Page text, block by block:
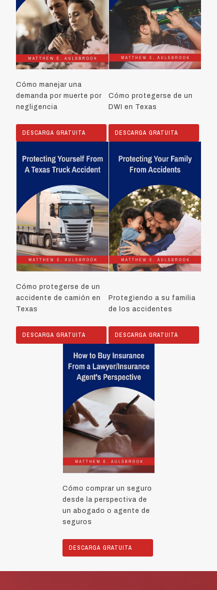
Cómo manejar una
demanda por muerte por
negligencia
DESCARGA GRATUITA
Cómo protegerse de un
DWI en Texas
DESCARGA GRATUITA
Cómo protegerse de un
accidente de camión en
Texas
DESCARGA GRATUITA
Protegiendo a su familia
de los accidentes
DESCARGA GRATUITA
Cómo comprar un seguro
desde la perspectiva de
un abogado o agente de
seguros
DESCARGA GRATUITA